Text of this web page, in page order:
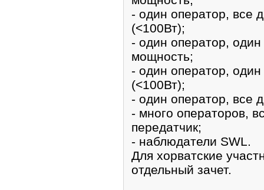
- один оператор, все
(<100Вт);
- один оператор,
мощность;
- один оператор,
(<100Вт);
- один оператор, все
- много операторов,
передатчик;
- наблюдатели SWL.
Для хорватские
отдельный зачет.